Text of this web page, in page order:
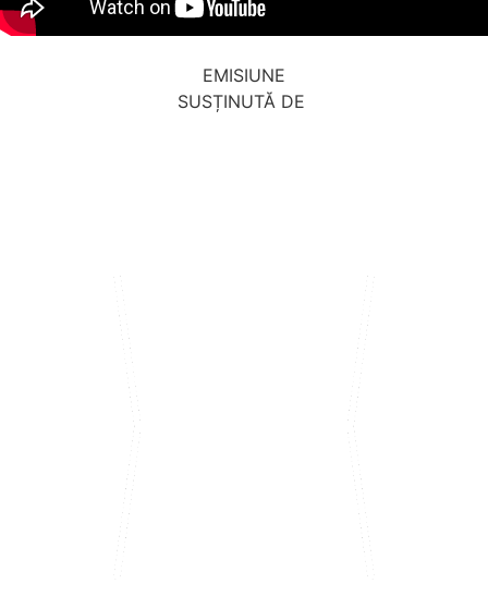
EMISIUNE
SUSȚINUTĂ DE